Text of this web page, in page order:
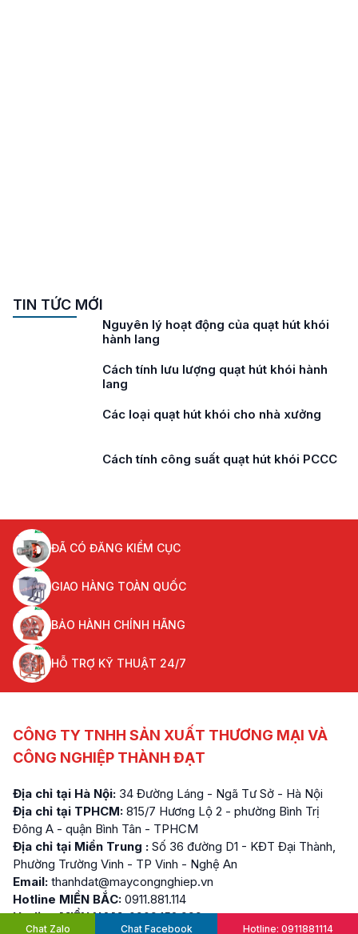
TIN TỨC MỚI
Nguyên lý hoạt động của quạt hút khói
hành lang
Cách tính lưu lượng quạt hút khói hành
lang
Các loại quạt hút khói cho nhà xưởng
Cách tính công suất quạt hút khói PCCC
ĐÃ CÓ ĐĂNG KIỂM CỤC
GIAO HÀNG TOÀN QUỐC
BẢO HÀNH CHÍNH HÃNG
HỖ TRỢ KỸ THUẬT 24/7
CÔNG TY TNHH SẢN XUẤT THƯƠNG MẠI VÀ
CÔNG NGHIỆP THÀNH ĐẠT
Địa chỉ tại Hà Nội: 34 Đường Láng - Ngã Tư Sở - Hà Nội
Địa chỉ tại TPHCM: 815/7 Hương Lộ 2 - phường Bình Trị
Đông A - quận Bình Tân - TPHCM
Địa chỉ tại Miền Trung : Số 36 đường D1 - KĐT Đại Thành,
Phường Trường Vinh - TP Vinh - Nghệ An
Email: thanhdat@maycongnghiep.vn
Hotline MIỀN BẮC: 0911.881.114
Hotline MIỀN NAM: 0909.152.999
Chat Zalo Chat Facebook Hotline: 0911881114